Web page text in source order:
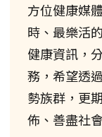
方位健康媒
時、最樂活
健康資訊，
務，希望透
勢族群，更
佈、善盡社